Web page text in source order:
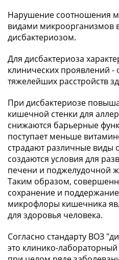
Нарушение соотношения
видами микроорганизмов
дисбактериозом.
Для дисбактериоза
клинических проявлений -
тяжелейших расстройств
При дисбактериозе
кишечной стенки для
снижаются барьерные
поступает меньше
страдают различные виды
создаются условия для
печени и поджелудочной
Таким образом,
сохранение и
микрофлоры кишечника
для здоровья человека.
Согласно стандарту ВОЗ
это клинико-